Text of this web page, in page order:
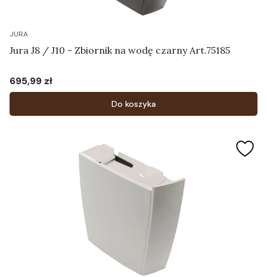
JURA
Jura J8 / J10 - Zbiornik na wodę czarny Art.75185
Cena
695,99 zł
Do koszyka